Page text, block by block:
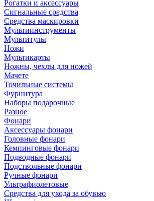
Рогатки и аксессуары
Сигнальные средства
Средства маскировки
Мультиинструменты
Мультитулы
Ножи
Мультикарты
Ножны, чехлы для ножей
Мачете
Точильные системы
Фурнитура
Наборы подарочные
Разное
Фонари
Аксессуары фонари
Головные фонари
Кемпинговые фонари
Подводные фонари
Подствольные фонари
Ручные фонари
Ультрафиолетовые
Средства для ухода за обувью